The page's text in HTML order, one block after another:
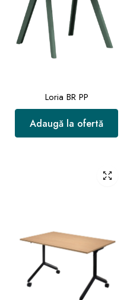
Loria BR PP
Adaugă la ofertă